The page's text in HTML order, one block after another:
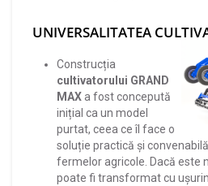
UNIVERSALITATEA
Construcția
cultivatorului GRAND
MAXa fost concepută
inițial ca un model
purtat, ceea ce îl face o
soluție practică și
fermelor agricole. Dacă este
poate fi transformat cu